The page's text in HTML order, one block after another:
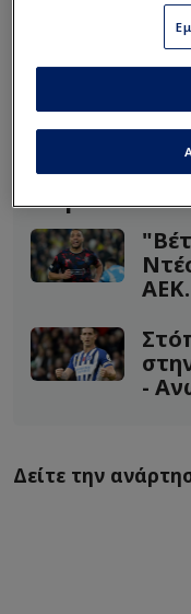
Οι δύο παίκτες
συμπαίκτες στην
απέκτησε η
για αυτό ο
ανάρτηση.
Διαβάστε
-
Δείτε την